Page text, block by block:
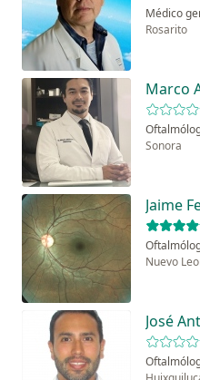
Médico
Rosarito
Marco
Sonora
Jaime
Nuevo
José